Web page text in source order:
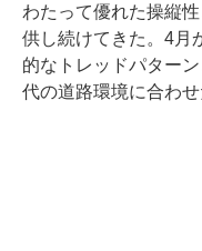
わたって優れた操縦
供し続けてきた。4月
的なトレッドパター
代の道路環境に合わ